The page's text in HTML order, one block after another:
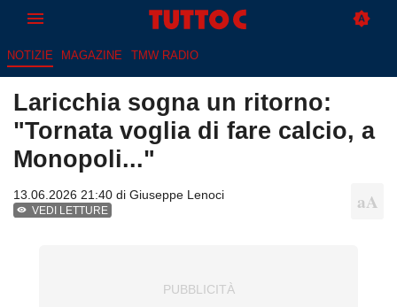
NOTIZIE MAGAZINE TMW RADIO
Laricchia sogna un ritorno:
"Tornata voglia di fare calcio, a
Monopoli..."
13.06.2026 21:40 di Giuseppe Lenoci
VEDI LETTURE